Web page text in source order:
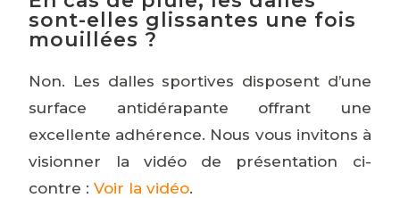
sont-elles glissantes une fois
mouillées ?
Non. Les dalles sportives disposent d’une
surface antidérapante offrant une
excellente adhérence. Nous vous invitons à
visionner la vidéo de présentation ci-
contre :Voir la vidéo.